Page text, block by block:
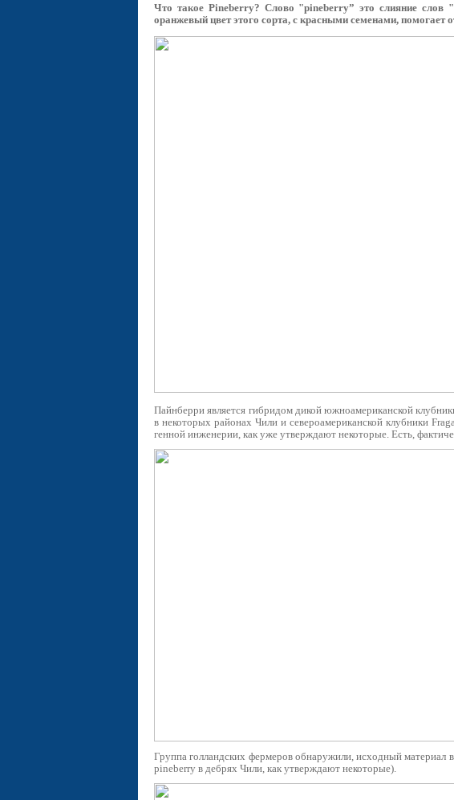
Что такое Pineberry? Слово "pineberry” это слияние слов
оранжевый цвет этого сорта, с красными семенами, помогает
Пайнберри является гибридом дикой южноамериканской
в некоторых районах Чили и североамериканской клубники
генной инженерии, как уже утверждают некоторые. Есть,
Группа голландских фермеров обнаружили, исходный
pineberry в дебрях Чили, как утверждают некоторые).